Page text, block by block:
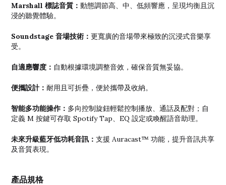
Marshall 標誌音質： 動態調節高、中、低頻響應，呈現均衡且沉
浸的聽覺體驗。
Soundstage 音場技術： 更寬廣的音場帶來極致的沉浸式音樂享
受。
自適應響度： 自動根據環境調整音效，確保音質無妥協。
便攜設計： 耐用且可折疊，便於攜帶及收納。
智能多功能操作： 多向控制旋鈕輕鬆控制播放、通話及配對；自
定義 M 按鍵可存取 Spotify Tap、EQ 設定或喚醒語音助理。
未來升級藍牙低功耗音訊： 支援 Auracast™ 功能，提升音訊共享
及音質表現。
產品規格